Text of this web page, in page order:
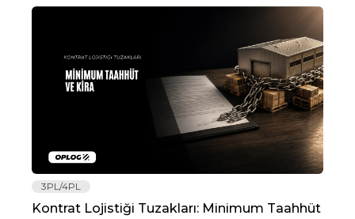
3PL/4PL
Kontrat Lojistiği Tuzakları: Minimum Taahhüt